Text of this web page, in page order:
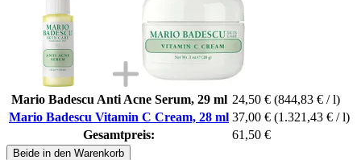
Mario Badescu Anti Acne Serum, 29 ml 24,50 € (844,83 € / l)
Mario Badescu Vitamin C Cream, 28 ml 37,00 € (1.321,43 € / l)
Gesamtpreis:
61,50 €
Beide in den Warenkorb